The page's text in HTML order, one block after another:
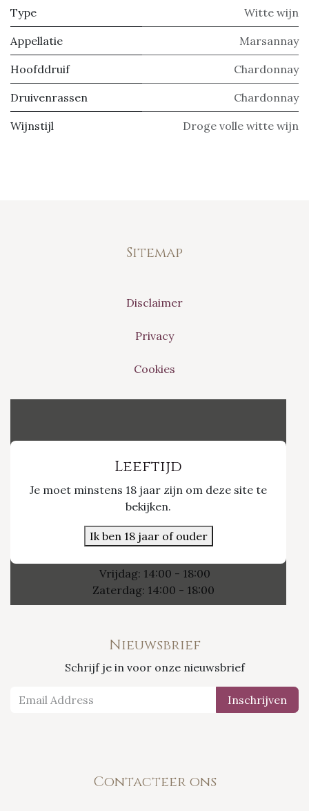
Type Witte wijn
Appellatie Marsannay
Hoofddruif Chardonnay
Druivenrassen Chardonnay
Wijnstijl Droge volle witte wijn
Sitemap
Disclaimer
Privacy
Cookies
Leeftijd
Je moet minstens 18 jaar zijn om deze site te
bekijken.
Ik ben 18 jaar of ouder
Nieuwpoort 21/1
Openingsuren
Vrijdag: 14:00 - 18:00
Zaterdag: 14:00 - 18:00
Nieuwsbrief
Schrijf je in voor onze nieuwsbrief
Inschrijven
Contacteer ons